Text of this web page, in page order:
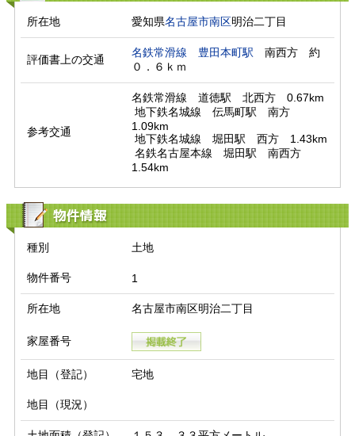
所在地 愛知県名古屋市南区明治二丁目
評価書上の交通
名鉄常滑線 豊田本町駅 南西方　約
０．６ｋｍ
参考交通
名鉄常滑線　道徳駅　北西方　0.67km
1.09km
1.54km
物件情報
種別 土地
物件番号 1
所在地 名古屋市南区明治二丁目
家屋番号
地目（登記） 宅地
地目（現況）